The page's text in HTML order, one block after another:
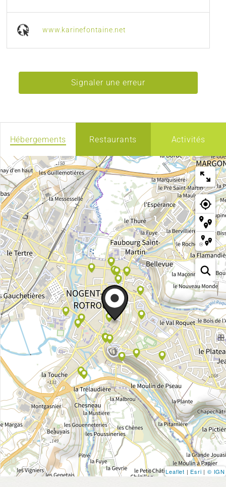
www.karinefontaine.net
Signaler une erreur
Hébergements Restaurants Activités
Leaflet | Esri | © IGN